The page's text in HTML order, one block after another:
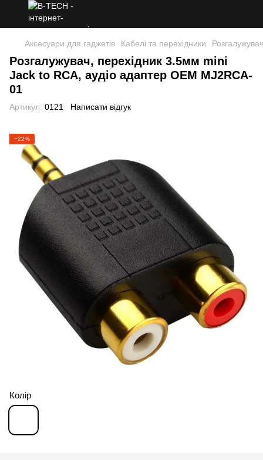
Аксесуари для гаджетів Кабелі та перехідники
Розгалужувач, перехідник 3.5мм mini
Jack to RCA, аудіо адаптер OEM MJ2RCA-
01
Артикул: 0121 Написати відгук
−22%
Колір